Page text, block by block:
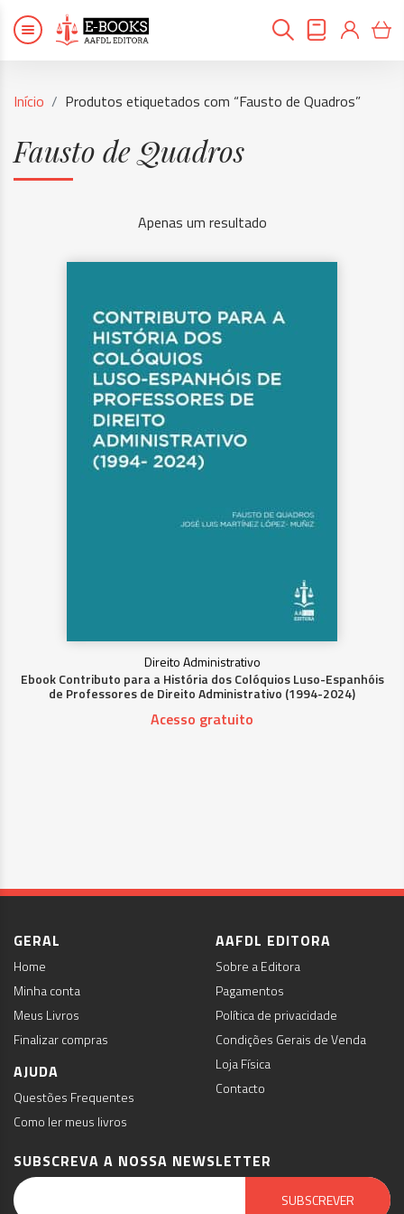
Início Produtos etiquetados com “Fausto de Quadros”
Fausto de Quadros
Apenas um resultado
Direito Administrativo
Ebook Contributo para a História dos Colóquios Luso-Espanhóis
de Professores de Direito Administrativo (1994-2024)
Acesso gratuito
GERAL
Home
Minha conta
Meus Livros
Finalizar compras
AJUDA
Questões Frequentes
Como ler meus livros
AAFDL EDITORA
Sobre a Editora
Pagamentos
Política de privacidade
Condições Gerais de Venda
Loja Física
Contacto
SUBSCREVA A NOSSA NEWSLETTER
SUBSCREVER
Email Marketing by E-goi